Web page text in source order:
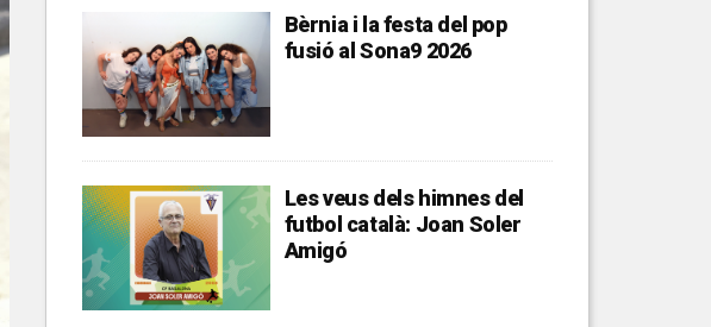
Bèrnia i la festa del pop
fusió al Sona9 2026
Les veus dels himnes del
futbol català: Joan Soler
Amigó